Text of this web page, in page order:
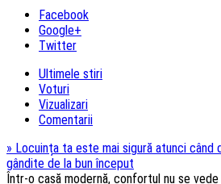
Facebook
Google+
Twitter
Ultimele stiri
Voturi
Vizualizari
Comentarii
» Locuința ta este mai sigură atunci
gândite de la bun început
Într-o casă modernă, confortul nu se